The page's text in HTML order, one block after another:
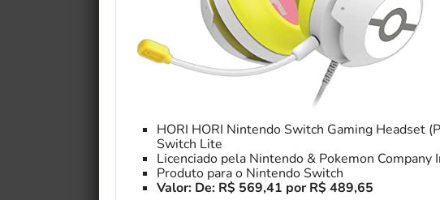
HORI HORI Nintendo Switch Gaming Headset
Switch Lite
Licenciado pela Nintendo & Pokemon Company
Produto para o Nintendo Switch
Valor: De: R$ 569,41 por R$ 489,65